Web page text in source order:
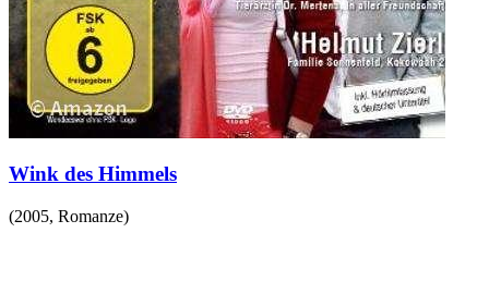
Wink des Himmels
(2005, Romanze)